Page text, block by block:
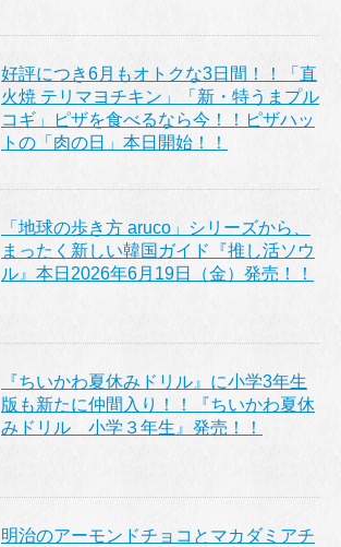
好評につき6月もオトクな3日間！！「直
火焼 テリマヨチキン」「新・特うまプル
コギ」ピザを食べるなら今！！ピザハッ
トの「肉の日」本日開始！！
「地球の歩き方 aruco」シリーズから、
まったく新しい韓国ガイド『推し活ソウ
ル』本日2026年6月19日（金）発売！！
『ちいかわ夏休みドリル』に小学3年生
版も新たに仲間入り！！『ちいかわ夏休
みドリル 小学３年生』発売！！
明治のアーモンドチョコとマカダミアチ